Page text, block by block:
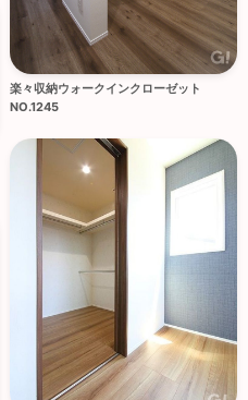
楽々収納ウォークインクローゼット
NO.1245